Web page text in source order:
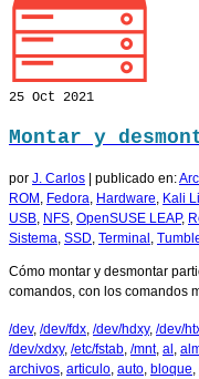
25 Oct 2021
Montar y
por J. Carlos publicado en:
ROM , Fedora, Hardware, Kali
USB, NFS, OpenSUSE LEAP,
Sistema, SSD, Terminal ,
Cómo montar y desmontar
comandos, con los comandos
/dev, /dev/fdx, /dev/hdxy, /dev/
/dev/xdxy, /etc/fstab, /mnt, al ,
archivos, articulo, auto, bloque,